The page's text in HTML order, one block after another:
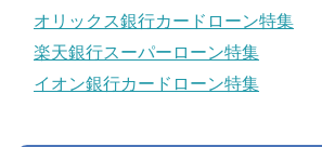
オリックス銀行カードローン特集
楽天銀行スーパーローン特集
イオン銀行カードローン特集